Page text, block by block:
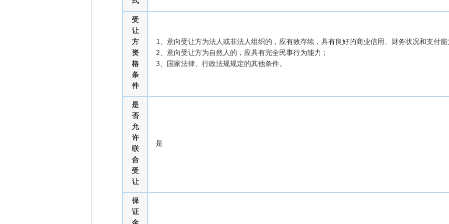
受
让
方
资
格
条
件
1、意向受让方为法人或非法人组织的，应有效存续，具有良好的商业信用、财务状况和支付能
2、意向受让方为自然人的，应具有完全民事行为能力；
3、国家法律、行政法规规定的其他条件。
是
否
允
许
联
合
受
让
是
保
证